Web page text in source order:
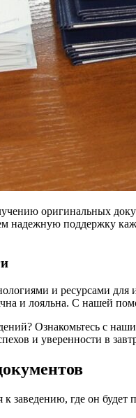
оригинальных
надежную поддержку
и ресурсами
и лояльна. С нашей
Ознакомьтесь с
и уверенности в
заведению, где он